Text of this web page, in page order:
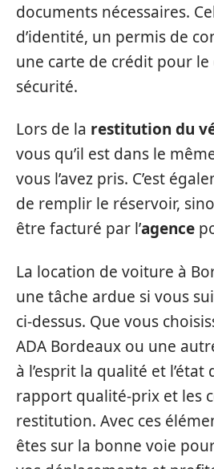
documents nécessaires.
d’identité, un permis de
une carte de crédit pour
sécurité.
Lors de la restitution du
vous qu’il est dans le
vous l’avez pris. C’est
de remplir le réservoir,
être facturé par l’agence
La location de voiture à
une tâche ardue si vous
ci-dessus. Que vous
ADA Bordeaux ou une
à l’esprit la qualité et l’état
rapport qualité-prix et les
restitution. Avec ces
êtes sur la bonne voie